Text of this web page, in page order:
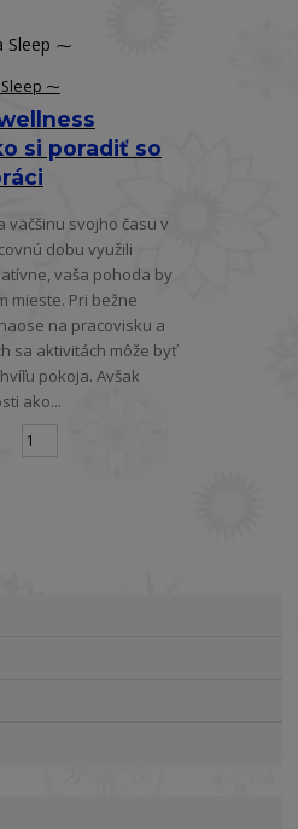
si poradiť so
Sleep ⁓
väčšinu svojho času v
dobu využili
vaša pohoda by
mieste. Pri bežne
na pracovisku a
sa aktivitách môže byť
pokoja. Avšak
ako...